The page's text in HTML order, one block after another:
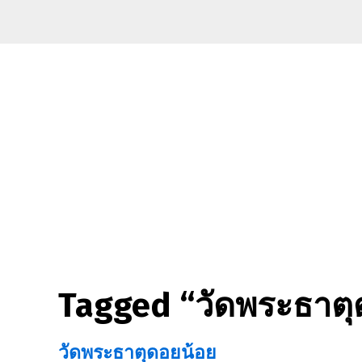
Tagged “วัดพระธา
วัดพระธาตุดอยน้อย